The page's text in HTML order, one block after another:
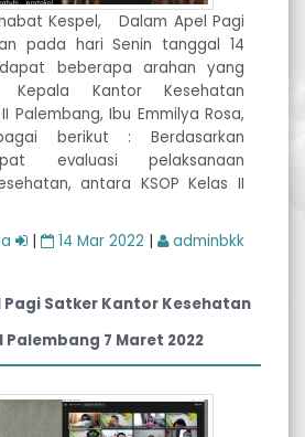
Kespel, Dalam Apel Pagi
pada hari Senin tanggal 14
beberapa arahan yang
Kepala Kantor Kesehatan
Palembang, Ibu Emmilya Rosa,
berikut : Berdasarkan
evaluasi pelaksanaan
antara KSOP Kelas II
| 14 Mar 2022 | adminbkk
Pagi Satker Kantor Kesehatan
Palembang 7 Maret 2022